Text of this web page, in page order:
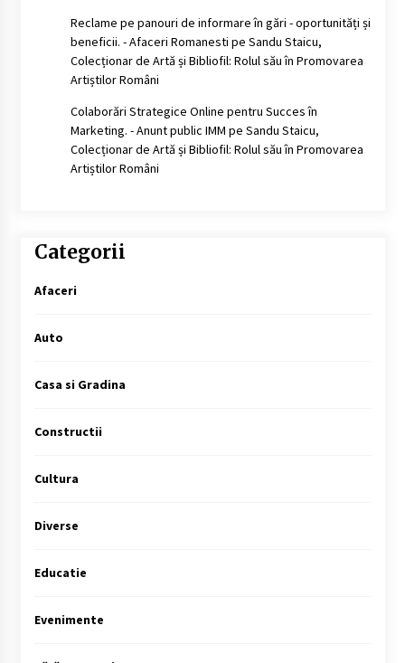
Reclame pe panouri de informare în gări - oportunități și
beneficii. - Afaceri Romanesti pe Sandu Staicu,
Colecționar de Artă și Bibliofil: Rolul său în Promovarea
Artiștilor Români
Colaborări Strategice Online pentru Succes în
Marketing. - Anunt public IMM pe Sandu Staicu,
Colecționar de Artă și Bibliofil: Rolul său în Promovarea
Artiștilor Români
Categorii
Afaceri
Auto
Casa si Gradina
Constructii
Cultura
Diverse
Educatie
Evenimente